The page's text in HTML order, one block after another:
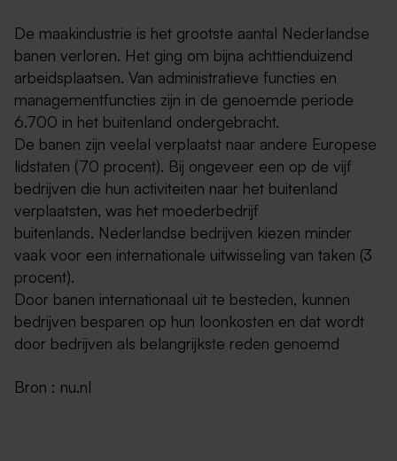
De maakindustrie is het grootste aantal Nederlandse
banen verloren. Het ging om bijna achttienduizend
arbeidsplaatsen. Van administratieve functies en
managementfuncties zijn in de genoemde periode
6.700 in het buitenland ondergebracht.
De banen zijn veelal verplaatst naar andere Europese
lidstaten (70 procent). Bij ongeveer een op de vijf
bedrijven die hun activiteiten naar het buitenland
verplaatsten, was het moederbedrijf
buitenlands. Nederlandse bedrijven kiezen minder
vaak voor een internationale uitwisseling van taken (3
procent).
Door banen internationaal uit te besteden, kunnen
bedrijven besparen op hun loonkosten en dat wordt
door bedrijven als belangrijkste reden genoemd
Bron : nu.nl